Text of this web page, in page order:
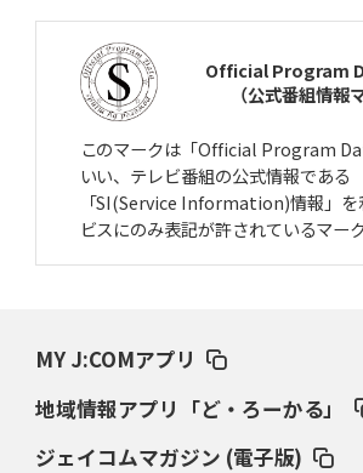
2025年3月27日(木)
大分商・岡﨑郁、巨人入りの真相長嶋茂雄が“一
2025年2月27日(木)
駒大苫小牧、済美の春夏連覇断つ上甲正典「オ
2025年1月23日(木)
甲子園目指したジャイアント馬場「ミットにズ
「松坂世代」のバッターの出世頭
2024年11月28日(木)
Official Program
（公式番組情報
このマークは「Official Program
いい、テレビ番組の公式情報である
「SI(Service Information)情報」を
ビスにのみ表記が許されているマーク
MY J:COMアプリ
地域情報アプリ「ど・ろーかる」
ジェイコムマガジン (電子版)